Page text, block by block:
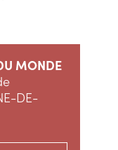
MONDE
DE-